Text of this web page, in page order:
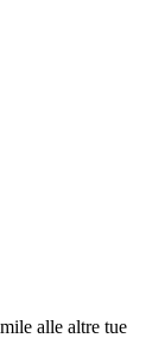
alle altre tue